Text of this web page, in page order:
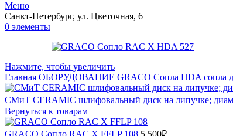
Меню
Санкт-Петербург, ул. Цветочная, 6
0 элементы
Нажмите, чтобы увеличить
Главная ОБОРУДОВАНИЕ GRACO Сопла HDA сопла
СМиТ CERAMIC шлифовальный диск на липучке;
Вернуться к товарам
GRACO Сопло RAC X FFLP 108 5 500₽